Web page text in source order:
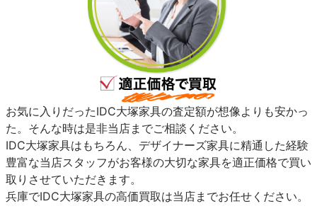
お気に入りだったIDC大塚家具の査定額が想像よりも安かっ
た。そんな時は是非当店までご相談ください。
IDC大塚家具はもちろん、デザイナーズ家具に精通した経験
豊富な当店スタッフがお客様の大切な家具を適正価格で買い
取りさせていただきます。
兵庫でIDC大塚家具の高価買取は当店までお任せください。